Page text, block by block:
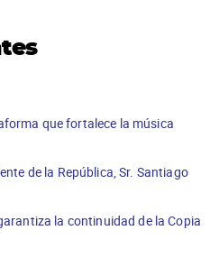
que fortalece la música
de la República, Sr. Santiago
la continuidad de la Copia